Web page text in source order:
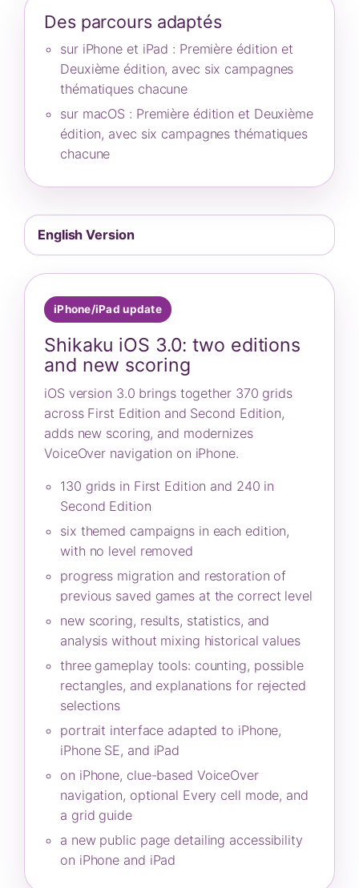
Des parcours adaptés
sur iPhone et iPad : Première édition et
Deuxième édition, avec six campagnes
thématiques chacune
sur macOS : Première édition et Deuxième
édition, avec six campagnes thématiques
chacune
English Version
iPhone/iPad update
Shikaku iOS 3.0: two editions
and new scoring
iOS version 3.0 brings together 370 grids
across First Edition and Second Edition,
adds new scoring, and modernizes
VoiceOver navigation on iPhone.
130 grids in First Edition and 240 in
Second Edition
six themed campaigns in each edition,
with no level removed
progress migration and restoration of
previous saved games at the correct level
new scoring, results, statistics, and
analysis without mixing historical values
three gameplay tools: counting, possible
rectangles, and explanations for rejected
selections
portrait interface adapted to iPhone,
iPhone SE, and iPad
on iPhone, clue-based VoiceOver
navigation, optional Every cell mode, and
a grid guide
a new public page detailing accessibility
on iPhone and iPad